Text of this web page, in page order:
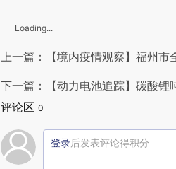
Loading...
上一篇：【境内疫情观察】福州市
下一篇：【动力电池追踪】碳酸锂
评论区 0
登录后发表评论得积分